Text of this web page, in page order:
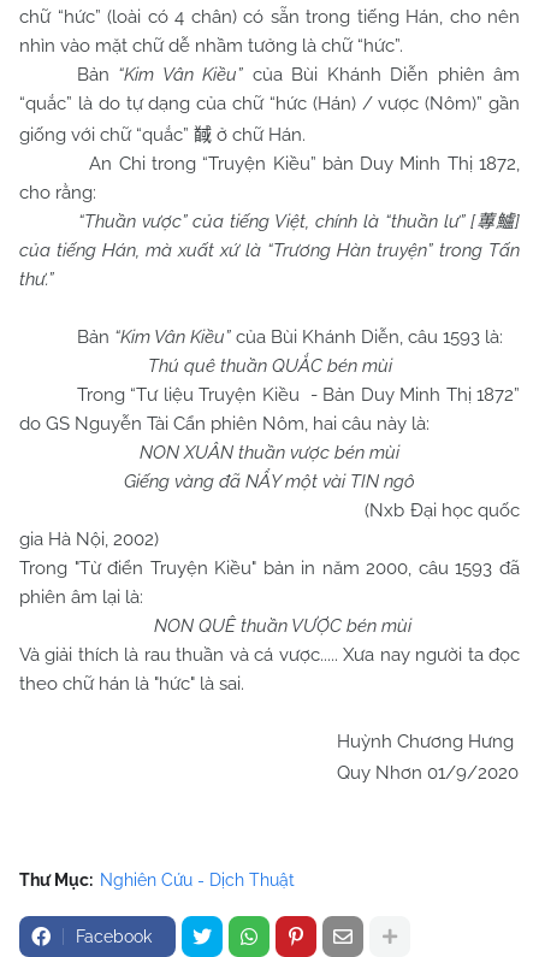
chữ “hức” (loài có 4 chân) có sẵn trong tiếng Hán, cho nên
nhìn vào mặt chữ dễ nhầm tưởng là chữ “hức”.
Bản “Kim Vân Kiều” của Bùi Khánh Diễn phiên âm
“quắc” là do tự dạng của chữ “hức (Hán) / vược (Nôm)” gần
giống với chữ “quắc” 馘 ở chữ Hán.
An Chi trong “Truyện Kiều” bản Duy Minh Thị 1872,
cho rằng:
“Thuần vược” của tiếng Việt, chính là “thuần lư”[蓴鱸]
của tiếng Hán, mà xuất xứ là “Trương Hàn truyện” trong Tấn
thư.”
Bản “Kim Vân Kiều” của Bùi Khánh Diễn, câu 1593 là:
Thú quê thuần QUẮC bén mùi
Trong “Tư liệu Truyện Kiều - Bản Duy Minh Thị 1872”
do GS Nguyễn Tài Cẩn phiên Nôm, hai câu này là:
NON XUÂN thuần vược bén mùi
Giếng vàng đã NẨY một vài TIN ngô
(Nxb Đại học quốc
gia Hà Nội, 2002)
Trong "Từ điển Truyện Kiều" bản in năm 2000, câu 1593 đã
phiên âm lại là:
NON QUÊ thuần VƯỢC bén mùi
Và giải thích là rau thuần và cá vược..... Xưa nay người ta đọc
theo chữ hán là "hức" là sai.
Huỳnh Chương Hưng
Quy Nhơn 01/9/2020
Thư Mục: Nghiên Cứu - Dịch Thuật
Facebook